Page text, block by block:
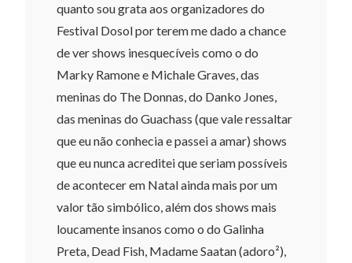
quanto sou grata aos organizadores do
Festival Dosol por terem me dado a chance
de ver shows inesquecíveis como o do
Marky Ramone e Michale Graves, das
meninas do The Donnas, do Danko Jones,
das meninas do Guachass (que vale ressaltar
que eu não conhecia e passei a amar) shows
que eu nunca acreditei que seriam possíveis
de acontecer em Natal ainda mais por um
valor tão simbólico, além dos shows mais
loucamente insanos como o do Galinha
Preta, Dead Fish, Madame Saatan (adoro²),